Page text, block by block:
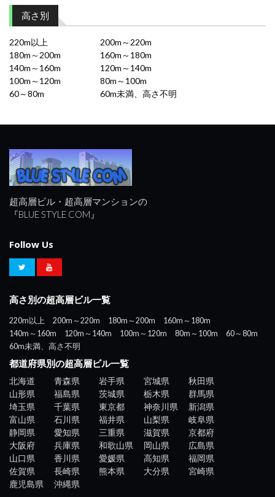
高さ別
220m以上
200m～220m
180m～200m
160m～180m
140m～160m
120m～140m
100m～120m
80m～100m
60～80m
60m未満、高さ不明
超高層ビル・超高層マンションの
『BLUE STYLE COM』
Follow Us
高さ別の超高層ビル一覧
220m以上 200m～220m 180m～200m
160m～180m
140m～160m
120m～140m 100m～120m 80m～100m
60～80m
60m未満、高さ不明
都道府県別の超高層ビル一覧
北海道 青森県 岩手県 宮城県
秋田県
山形県
福島県 茨城県 栃木県
群馬県
埼玉県
千葉県 東京都 神奈川県
新潟県
富山県
石川県 福井県 山梨県
岐阜県
静岡県
愛知県 三重県 滋賀県
京都府
大阪府
兵庫県 和歌山県 岡山県
広島県
山口県
香川県 愛媛県 高知県
福岡県
佐賀県
長崎県 熊本県 大分県
宮崎県
鹿児島県
沖縄県